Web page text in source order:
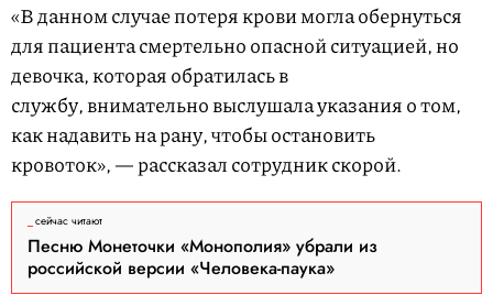
«В данном случае потеря крови могла обернуться
для пациента смертельно опасной ситуацией, но
девочка, которая обратилась в
службу, внимательно выслушала указания о том,
как надавить на рану, чтобы остановить
кровоток», — рассказал сотрудник скорой.
сейчас читают
Песню Монеточки «Монополия» убрали из
российской версии «Человека-паука»